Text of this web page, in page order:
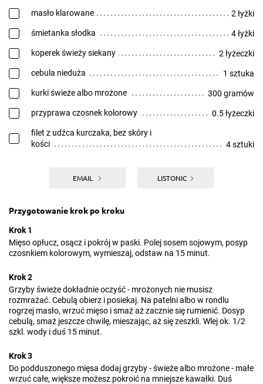
masło klarowane 2 łyżki
śmietanka słodka 4 łyżki
koperek świeży siekany 2 łyżeczki
cebula nieduża 1 sztuka
kurki świeże albo mrożone 300 gramów
przyprawa czosnek kolorowy 0.5 łyżeczki
filet z udźca kurczaka, bez skóry i
kości
4 sztuki
EMAIL LISTONIC
Przygotowanie krok po kroku
Krok 1
Mięso opłucz, osącz i pokrój w paski. Polej sosem sojowym, posyp
czosnkiem kolorowym, wymieszaj, odstaw na 15 minut.
Krok 2
Grzyby świeże dokładnie oczyść - mrożonych nie musisz
rozmrażać. Cebulą obierz i posiekaj. Na patelni albo w rondlu
rogrzej masło, wrzuć mięso i smaż aż zacznie się rumienić. Dosyp
cebulą, smaż jeszcze chwilę, mieszając, aż się zeszkli. Wlej ok. 1/2
szkl. wody i duś 15 minut.
Krok 3
Do podduszonego mięsa dodaj grzyby - świeże albo mrożone - małe
wrzuć całe, większe możesz pokroić na mniejsze kawałki. Duś